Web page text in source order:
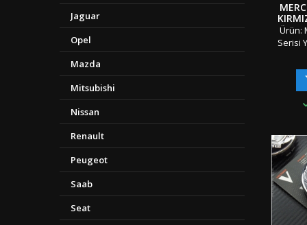
Jaguar
Opel
Mazda
Mitsubishi
Nissan
Renault
Peugeot
Saab
Seat
Ürün:
Serisi
Bagaj
Çift
&amp;